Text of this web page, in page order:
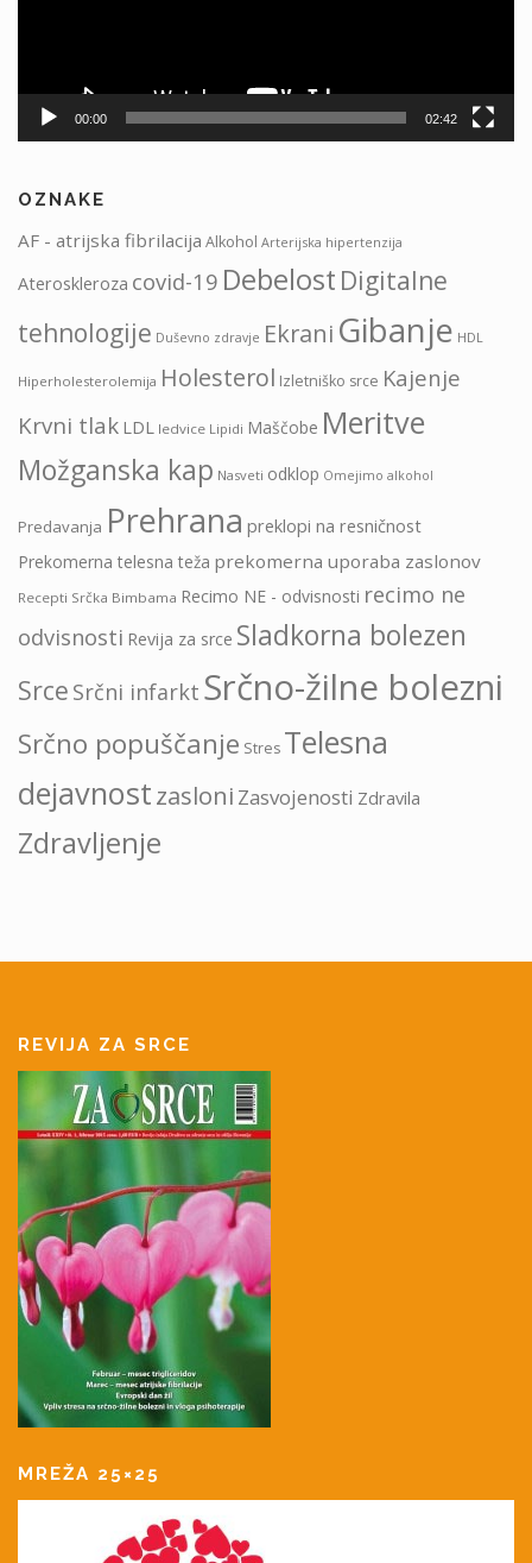
00:00 02:42
OZNAKE
AF - atrijska fibrilacija Alkohol Arterijska hipertenzija
Ateroskleroza covid-19 Debelost Digitalne
tehnologije Duševno zdravje Ekrani Gibanje HDL
Hiperholesterolemija Holesterol Izletniško srce Kajenje
Krvni tlak LDL ledvice Lipidi Maščobe Meritve
Možganska kap Nasveti odklop Omejimo alkohol
Predavanja Prehrana preklopi na resničnost
Prekomerna telesna teža prekomerna uporaba zaslonov
Recepti Srčka Bimbama Recimo NE - odvisnosti recimo ne
odvisnosti Revija za srce Sladkorna bolezen
Srce Srčni infarkt Srčno-žilne bolezni
Srčno popuščanje Stres Telesna
dejavnostzasloni Zasvojenosti Zdravila
Zdravljenje
REVIJA ZA SRCE
MREŽA 25×25